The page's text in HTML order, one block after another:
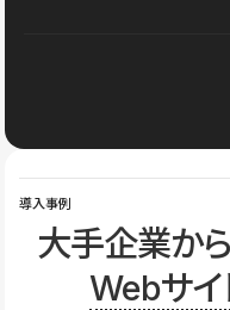
導入事例
大手企業か
Webサイ